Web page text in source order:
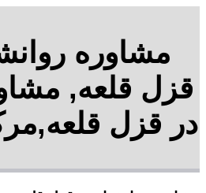
مشاوره
قزل قلعه,
در قزل